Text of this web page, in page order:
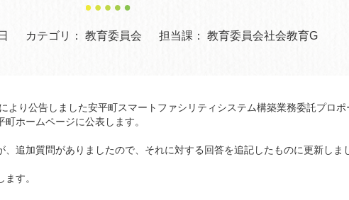
カテゴリ： 教育委員会 担当課： 教育委員会社会教育G
り公告しました安平町スマートファシリティシステム構築業務委託プロポ
ホームページに公表します。
追加質問がありましたので、それに対する回答を追記したものに更新しま
す。